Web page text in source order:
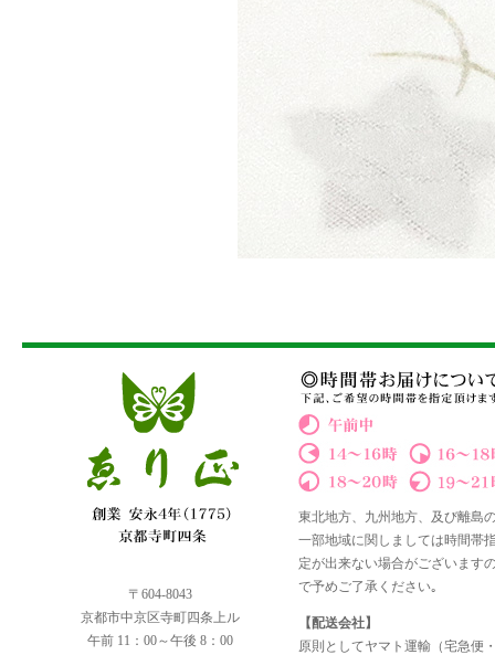
〒604-8043
京都市中京区寺町四条上ル
午前 11：00～午後 8：00
東北地方、九州地方、及び離島
一部地域に関しましては時間帯
定が出来ない場合がございます
で予めご了承ください｡
【配送会社】
原則としてヤマト運輸（宅急便